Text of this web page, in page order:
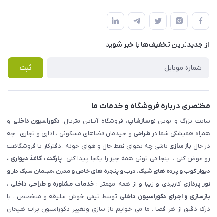
املاک مدنی - نوساز شاپ
لیست محصولات
درباره ما
قوانین و مقررات
حریم خصوصی
راهنما
پرسش های متداول
از جدید‌ترین تخفیف‌ها با‌ خبر شوید
ثبت
مختصری درباره فروشگاه و خدمات ما
سایت بزرگ و نویننوسازشاپ، فروشگاه آنلاین متریال، دکوراسیون داخلی و
همراه همیشگی شما درطراحی و چیدمان فضاهای مسکونی ، اداری و تجاری . چه
در حال باز سازی باشی چه بخوای فقط حال و هوای خونه ، دفترکار یا فروشگاهت
رو عوض کنی ، اینجا می تونی همه چیز را یکجا پیدا کنی :پارکت ، کاغذ دیواری ،
دیوار کوب و پرده های شیک. درب و پنجره های خاص و مدرن ،مبلمان سبک دار و
نور پردازی کاربردی و زیبا و از همه مهمتر : خدمات مشاوره و طراحی داخلی ،
بازسازی و اجرای دکوراسیون داخلی توسط تیمی خوش سلیقه و متخصص ، با
درک دقیق از هر فضا . ما می خوایم باز سازی وتغییر دکوراسیون برات هیجان